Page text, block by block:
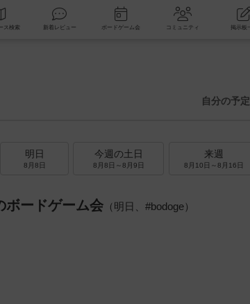
データベース 検索 新着レビュー ボードゲーム会 コミュニティ
自分の予定
明日
8月8日
今週の土日
8月8日～8月9日
来週
8月10日～8月16日
ボードゲーム会（明日、#bodoge）